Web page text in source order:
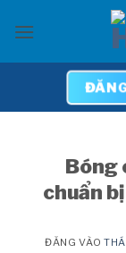
qua
Bóng
chuẩn
ĐĂNG VÀO